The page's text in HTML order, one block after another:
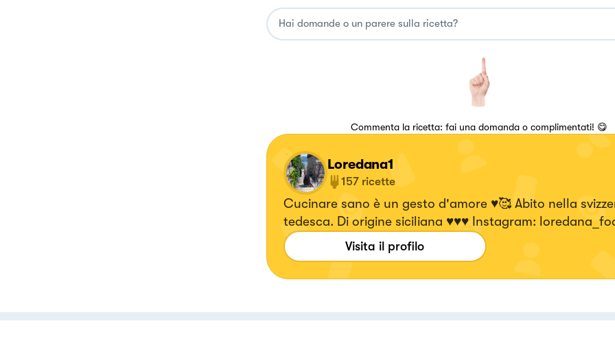
Commenta la ricetta: fai una domanda o complimentati! 😋
Loredana1
157 ricette
Cucinare sano è un gesto d'amore ♥️🥰 Abito nella svizzera
tedesca. Di origine siciliana ♥️♥️♥️ Instagram: loredana_food_fitness
Tiktok: loredana_food_fitness
Visita il profilo